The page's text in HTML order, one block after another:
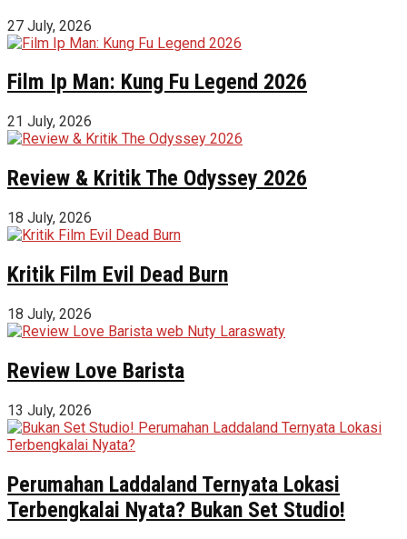
27 July, 2026
Film Ip Man: Kung Fu Legend 2026
21 July, 2026
Review & Kritik The Odyssey 2026
18 July, 2026
Kritik Film Evil Dead Burn
18 July, 2026
Review Love Barista
13 July, 2026
Perumahan Laddaland Ternyata Lokasi
Terbengkalai Nyata? Bukan Set Studio!